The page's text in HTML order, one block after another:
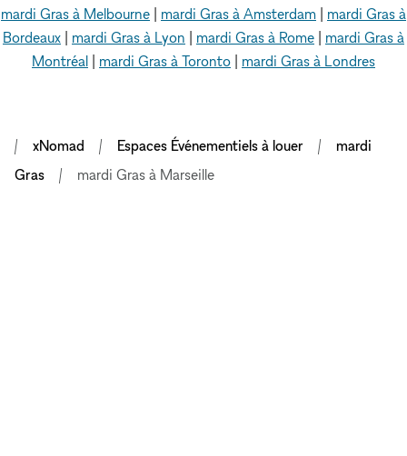
mardi Gras à Melbourne | mardi Gras à Amsterdam | mardi Gras à
Bordeaux | mardi Gras à Lyon | mardi Gras à Rome | mardi Gras à
Montréal | mardi Gras à Toronto | mardi Gras à Londres
xNomad Espaces Événementiels à louer
mardi
Gras
mardi Gras à Marseille